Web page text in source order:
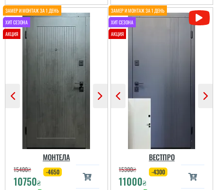
МОНТЕЛА
15400₴
10750₴
-4650
ВЕСТПРО
15300₴
11000₴
-4300